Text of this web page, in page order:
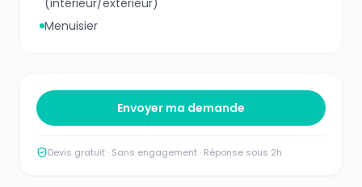
Menuisier
Envoyer ma demande
Devis gratuit · Sans engagement · Réponse sous 2h